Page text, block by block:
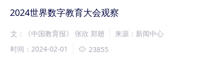
2024世界数字教育大会观察
文：《中国教育报》 张欣 郑翅
来源：新闻中心
时间：2024-02-01
23855